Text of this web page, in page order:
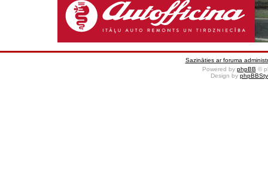
Sazināties ar foruma
Powered by phpBB ©
Design by